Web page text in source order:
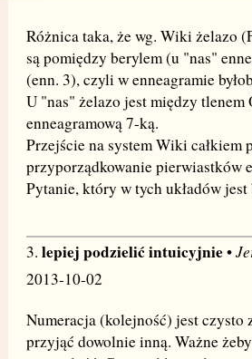
Różnica taka, że wg. Wiki żelazo
są pomiędzy berylem (u "nas"
(enn. 3), czyli w enneagramie
U "nas" żelazo jest między tlenem
enneagramową 7-ką.
Przejście na system Wiki całkiem
przyporządkowanie pierwiastków
Pytanie, który w tych układów
3. lepiej podzielić intuicyjnie•
2013-10-02
Numeracja (kolejność) jest czysto
przyjąć dowolnie inną. Ważne